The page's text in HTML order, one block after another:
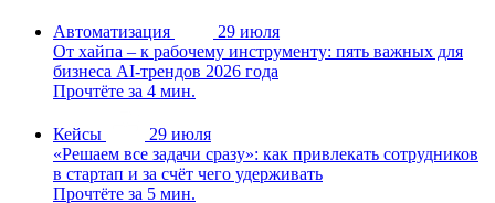
Автоматизация
29 июля
От хайпа – к рабочему инструменту: пять важных для
бизнеса AI-трендов 2026 года
Прочтёте за 4 мин.
Кейсы
29 июля
«Решаем все задачи сразу»: как привлекать сотрудников
в стартап и за счёт чего удерживать
Прочтёте за 5 мин.